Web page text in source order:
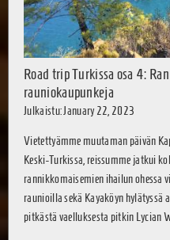
Road trip Turkissa osa 4:
rauniokaupunkeja
Julkaistu: January 22, 2023
Vietettyämme muutaman päivän
Keski-Turkissa, reissumme jatkui
rannikkomaisemien ihailun
raunioilla sekä Kayaköyn hylätyssä
pitkästä vaelluksesta pitkin Lycian